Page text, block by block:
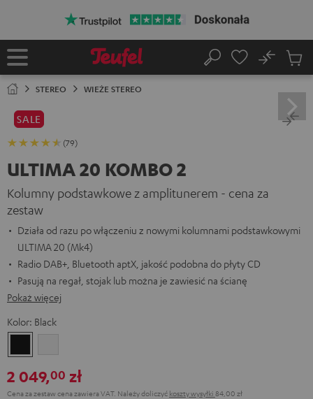
Strona
Szukaj
No
STEREO WIEŻE STEREO
SALE
(79)
ULTIMA 20 KOMBO 2
Kolumny podstawkowe z amplitunerem - cena za
zestaw
Działa od razu po włączeniu z nowymi kolumnami podstawkowymi
ULTIMA 20 (Mk4)
Radio DAB+, Bluetooth aptX, jakość podobna do płyty CD
Pasują na regał, stojak lub można je zawiesić na ścianę
Pokaż więcej
Kolor: Black
2 049,00 zł
Cena za zestaw cena zawiera VAT. Należy doliczyć koszty wysyłki 84,00 zł